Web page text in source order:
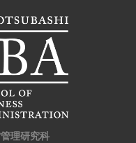
理研究科